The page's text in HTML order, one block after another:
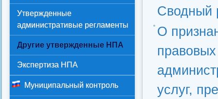
Сводный
О
услуг,
Утвержденные
административые регламенты
Другие утвержденные НПА
Экспертиза НПА
Муниципальный контроль